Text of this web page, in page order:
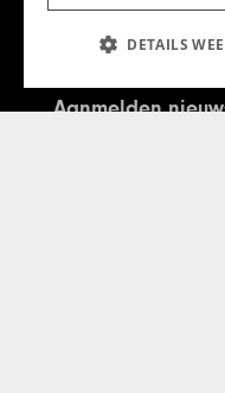
Aanmelden
DETAILS